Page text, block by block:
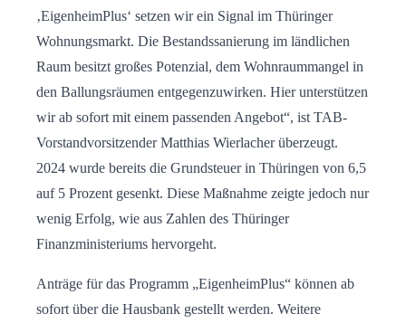
‚EigenheimPlus‘ setzen wir ein Signal im Thüringer
Wohnungsmarkt. Die Bestandssanierung im ländlichen
Raum besitzt großes Potenzial, dem Wohnraummangel in
den Ballungsräumen entgegenzuwirken. Hier unterstützen
wir ab sofort mit einem passenden Angebot“, ist TAB-
Vorstandvorsitzender Matthias Wierlacher überzeugt.
2024 wurde bereits die Grundsteuer in Thüringen von 6,5
auf 5 Prozent gesenkt. Diese Maßnahme zeigte jedoch nur
wenig Erfolg, wie aus Zahlen des Thüringer
Finanzministeriums hervorgeht.
Anträge für das Programm „EigenheimPlus“ können ab
sofort über die Hausbank gestellt werden. Weitere